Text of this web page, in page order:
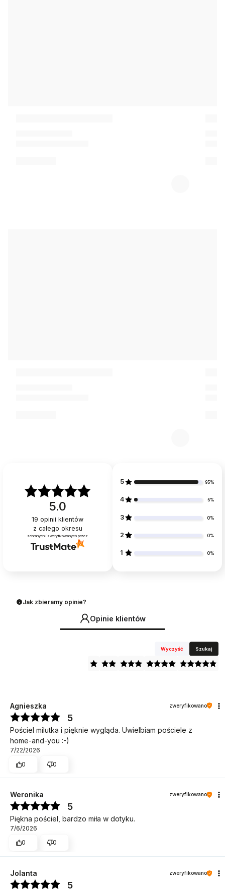
5.0
19 opinii klientów
z całego okresu
zebranych i zweryfikowanych przez
5 95%
4 5%
3 0%
2 0%
1 0%
Jak zbieramy opinie?
Opinie klientów
Wyczyść Szukaj
Agnieszka zweryfikowano
5
Pościel milutka i pięknie wygląda. Uwielbiam pościele z
home-and-you :-)
7/22/2026
0
0
Weronika zweryfikowano
5
Piękna pościel, bardzo miła w dotyku.
7/6/2026
0
0
Jolanta zweryfikowano
5